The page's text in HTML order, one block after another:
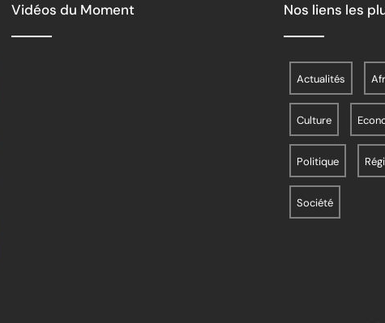
Vidéos du Moment Nos liens les
Actualités
Culture
Politique
Société